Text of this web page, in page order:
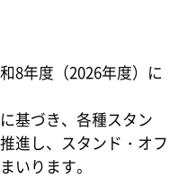
8年度（2026年度）に
基づき、各種スタン
進し、スタンド・オフ
いります。